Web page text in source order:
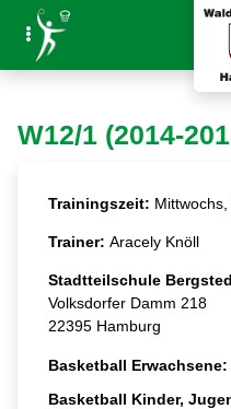
W12/1 (2014-
Trainingszeit:
Trainer: Aracely Knöll
Stadtteilschule
Volksdorfer Damm 218
22395 Hamburg
Basketball Erwachsene:
Basketball Kinder,